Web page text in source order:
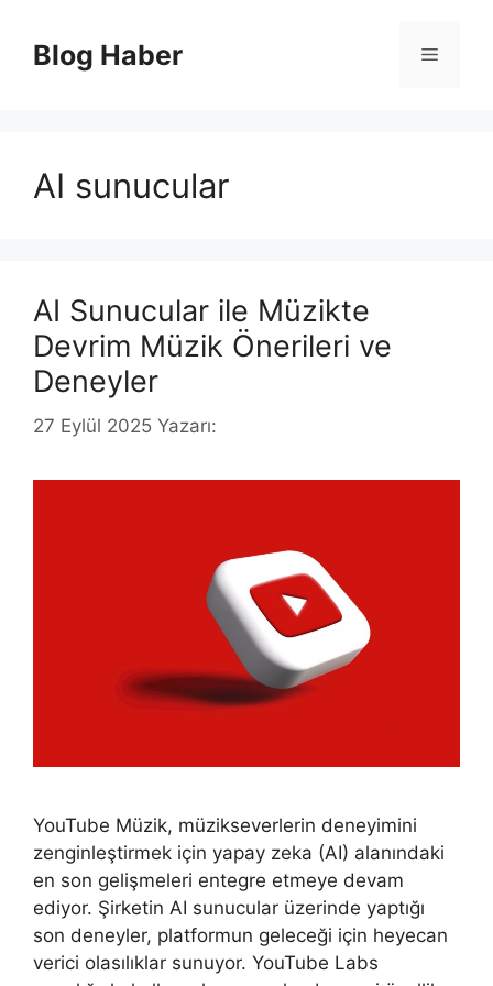
Blog Haber Menü
AI sunucular
AI Sunucular ile Müzikte
Devrim Müzik Önerileri ve
Deneyler
27 Eylül 2025 Yazarı:
YouTube Müzik, müzikseverlerin deneyimini
zenginleştirmek için yapay zeka (AI) alanındaki
en son gelişmeleri entegre etmeye devam
ediyor. Şirketin AI sunucular üzerinde yaptığı
son deneyler, platformun geleceği için heyecan
verici olasılıklar sunuyor. YouTube Labs